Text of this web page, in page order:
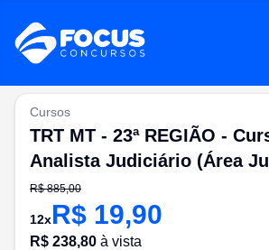
Cursos
TRT MT - 23ª REGIÃO -
Analista Judiciário (Área
R$885,00
12xR$ 19,90
R$ 238,80 à vista